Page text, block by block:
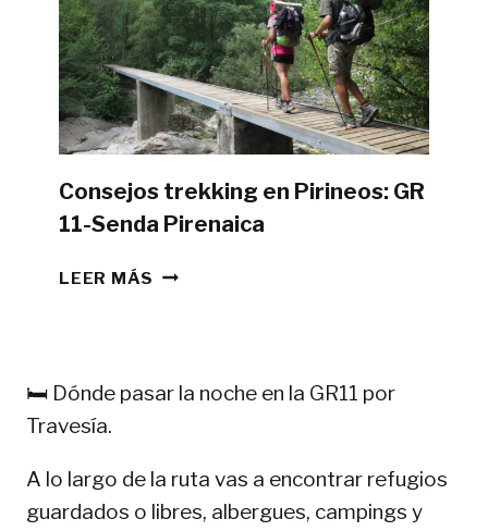
CON
TIENDA
DE
CAMPAÑA?
Consejos trekking en Pirineos: GR
11-Senda Pirenaica
LEER MÁS CONSEJOS
11-
🛏️ Dónde pasar la noche en la GR11 por
Travesía.
A lo largo de la ruta vas a encontrar refugios
guardados o libres, albergues, campings y